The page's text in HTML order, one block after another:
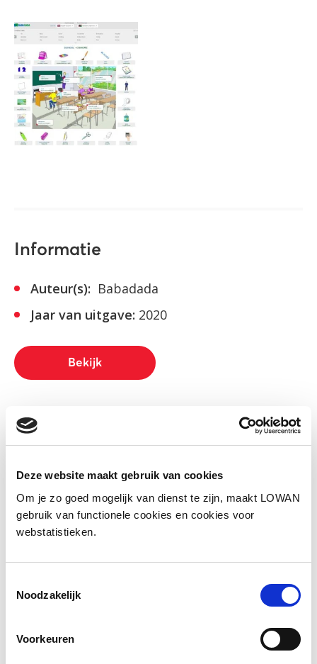
Deze website maakt gebruik van cookies
Om je zo goed mogelijk van dienst te zijn, maakt LOWAN
gebruik van functionele cookies en cookies voor
webstatistieken.
Noodzakelijk
Voorkeuren
Informatie
Auteur(s): Babadada
Jaar van uitgave: 2020
Bekijk
Social media
Deel deze pagina
FacebookLinkedIn
Gerelateerd lesmateriaal